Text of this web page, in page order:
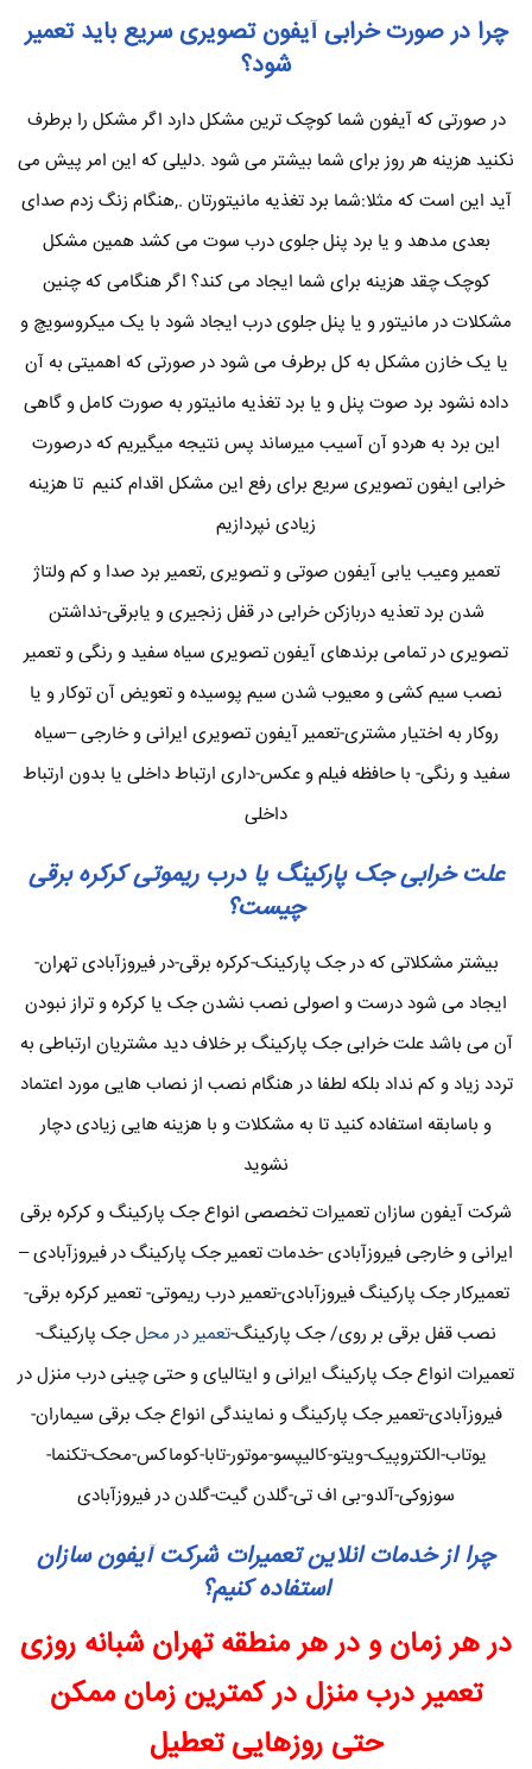
چرا در صورت خرابی آیفون تصویری سریع باید تعمیر
شود؟
در صورتی که آیفون شما کوچک ترین مشکل دارد اگر مشکل را برطرف
نکنید هزینه هر روز برای شما بیشتر می شود .دلیلی که این امر پیش می
آید این است که مثلا:شما برد تغذیه مانیتورتان .,هنگام زنگ زدم صدای
بعدی مدهد و یا برد پنل جلوی درب سوت می کشد همین مشکل
کوچک چقد هزینه برای شما ایجاد می کند؟ اگر هنگامی که چنین
مشکلات در مانیتور و یا پنل جلوی درب ایجاد شود با یک میکروسویچ و
یا یک خازن مشکل به کل برطرف می شود در صورتی که اهمیتی به آن
داده نشود برد صوت پنل و یا برد تغذیه مانیتور به صورت کامل و گاهی
این برد به هردو آن آسیب میرساند پس نتیجه میگیریم که درصورت
خرابی ایفون تصویری سریع برای رفع این مشکل اقدام کنیم تا هزینه
زیادی نپردازیم
تعمیر وعیب یابی آیفون صوتی و تصویری ,تعمیر برد صدا و کم ولتاژ
شدن برد تعذیه دربازکن خرابی در قفل زنجیری و یابرقی-نداشتن
تصویری در تمامی برندهای آیفون تصویری سیاه سفید و رنگی و تعمیر
نصب سیم کشی و معیوب شدن سیم پوسیده و تعویض آن توکار و یا
روکار به اختیار مشتری-تعمیر آیفون تصویری ایرانی و خارجی –سیاه
سفید و رنگی- با حافظه فیلم و عکس-داری ارتباط داخلی یا بدون ارتباط
داخلی
علت خرابی جک پارکینگ یا درب ریموتی کرکره برقی
چیست؟
بیشتر مشکلاتی که در جک پارکینک-کرکره برقی-در فیروزآبادی تهران-
ایجاد می شود درست و اصولی نصب نشدن جک یا کرکره و تراز نبودن
آن می باشد علت خرابی جک پارکینگ بر خلاف دید مشتریان ارتباطی به
تردد زیاد و کم نداد بلکه لطفا در هنگام نصب از نصاب هایی مورد اعتماد
و باسابقه استفاده کنید تا به مشکلات و با هزینه هایی زیادی دچار
نشوید
شرکت آیفون سازان تعمیرات تخصصی انواع جک پارکینگ و کرکره برقی
ایرانی و خارجی فیروزآبادی -خدمات تعمیر جک پارکینگ در فیروزآبادی –
تعمیرکار جک پارکینگ فیروزآبادی-تعمیر درب ریموتی- تعمیر کرکره برقی-
نصب قفل برقی بر روی/ جک پارکینگ-تعمیر در محلجک پارکینگ-
تعمیرات انواع جک پارکینگ ایرانی و ایتالیای و حتی چینی درب منزل در
فیروزآبادی-تعمیر جک پارکینگ و نمایندگی انواع جک برقی سیماران-
یوتاب-الکتروپیک-ویتو-کالیپسو-موتور-تابا-کوماکس-محک-تکنما-
سوزوکی-آلدو-بی اف تی-گلدن گیت-گلدن در فیروزآبادی
چرا از خدمات انلاین تعمیرات شرکت آیفون سازان
استفاده کنیم؟
در هر زمان و در هر منطقه تهران شبانه روزی
تعمیر درب منزل در کمترین زمان ممکن
حتی روزهایی تعطیل